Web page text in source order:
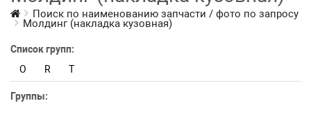
Поиск по наименованию запчасти / фото по запросу
Молдинг (накладка кузовная)
Список групп:
O
R T
Группы: